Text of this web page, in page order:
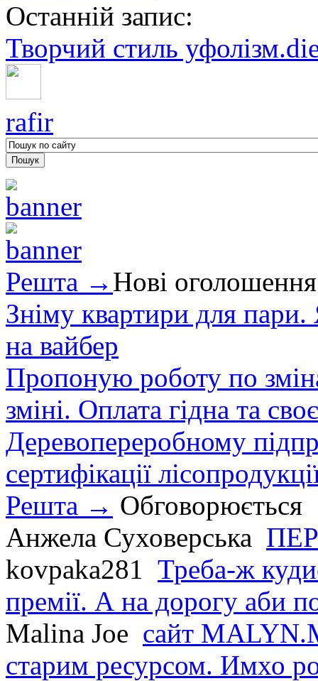
Останній запис:
Творчий стиль
rafir
Решта → Нові оголошення
Зніму квартири для
на вайбер
Пропоную роботу по
зміні. Оплата гідна та
Деревопереробному
сертифікації
Решта → Обговорюється
Анжела Суховерська
kovpaka281 Треба-ж
премії. А на дорогу аби
Malina Joe сайт
старим ресурсом. Имхо